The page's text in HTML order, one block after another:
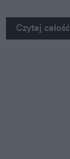
Czytaj całość